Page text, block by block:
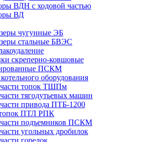
ВДН с ходовой частью
ВД
чугунные ЭБ
стальные БВЭС
скреперно-ковшовые
ПСКМ
оборудования
части топок ТШПм
тягодутьевых машин
привода ПТБ-1200
топок ПТЛ РПК
подъемников ПСКМ
угольных дробилок
горелок